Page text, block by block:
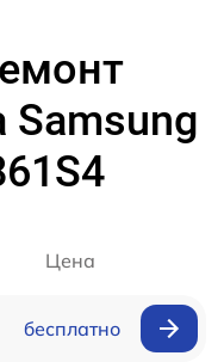
Samsung
Цена
бесплатно